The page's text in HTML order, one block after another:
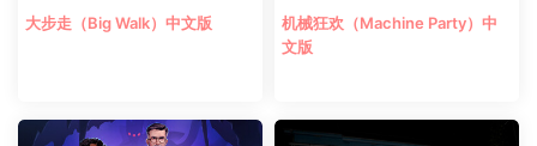
大步走（Big Walk）中文版
机械狂欢（Machine Party）中
文版